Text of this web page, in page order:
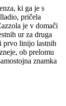
ki ga je s
pričela
je v domači
ur za druga
prvo linijo lastnih
ob prelomu
znamka